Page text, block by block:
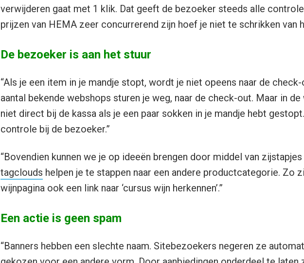
verwijderen gaat met 1 klik. Dat geeft de bezoeker steeds alle
prijzen van HEMA zeer concurrerend zijn hoef je niet te schrikken van
De bezoeker is aan het stuur
“Als je een item in je mandje stopt, wordt je niet opeens naar de
aantal bekende webshops sturen je weg, naar de check-out. Maar in
niet direct bij de kassa als je een paar sokken in je mandje hebt
controle bij de bezoeker.”
“Bovendien kunnen we je op ideeën brengen door middel van
tagclouds helpen je te stappen naar een andere productcategorie. Zo
wijnpagina ook een link naar ‘cursus wijn herkennen’.”
Een actie is geen spam
“Banners hebben een slechte naam. Sitebezoekers negeren ze